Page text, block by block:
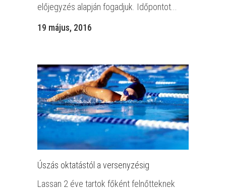
előjegyzés alapján fogadjuk. Időpontot...
19 május, 2016
Úszás oktatástól a versenyzésig
Lassan 2 éve tartok főként felnőtteknek